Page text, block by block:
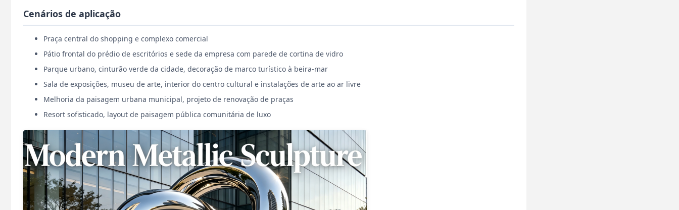
Cenários de aplicação
Praça central do shopping e complexo comercial
Pátio frontal do prédio de escritórios e sede da empresa com parede de cortina de vidro
Parque urbano, cinturão verde da cidade, decoração de marco turístico à beira-mar
Sala de exposições, museu de arte, interior do centro cultural e instalações de arte ao ar livre
Melhoria da paisagem urbana municipal, projeto de renovação de praças
Resort sofisticado, layout de paisagem pública comunitária de luxo